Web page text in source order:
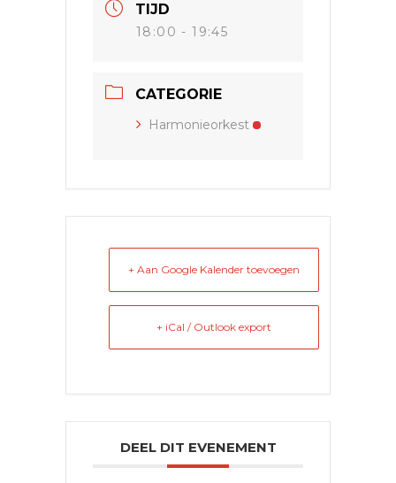
TIJD
18:00 - 19:45
CATEGORIE
Harmonieorkest
+ Aan Google Kalender toevoegen
+ iCal / Outlook export
DEEL DIT EVENEMENT